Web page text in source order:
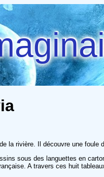
la rivière. Il découvre une foule
sous des languettes en
A travers ces huit